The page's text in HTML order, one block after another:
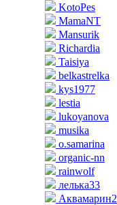
KotoPes
MamaNT
Mansurik
Richardia
Taisiya
belkastrelka
kys1977
lestia
lukoyanova
musika
o.samarina
organic-nn
rainwolf
лелька33
Аквамарин2